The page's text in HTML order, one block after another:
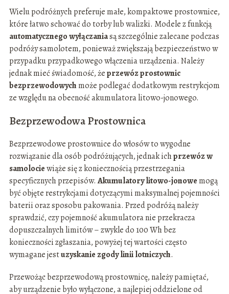
Wielu podróżnych preferuje małe, kompaktowe prostownice,
które łatwo schować do torby lub walizki. Modele z funkcją
automatycznego wyłączaniasą szczególnie zalecane podczas
podróży samolotem, ponieważ zwiększają bezpieczeństwo w
przypadku przypadkowego włączenia urządzenia. Należy
jednak mieć świadomość, żeprzewóz prostownic
bezprzewodowychmoże podlegać dodatkowym restrykcjom
ze względu na obecność akumulatora litowo-jonowego.
Bezprzewodowa Prostownica
Bezprzewodowe prostownice do włosów to wygodne
rozwiązanie dla osób podróżujących, jednak ichprzewóz w
samolociewiąże się z koniecznością przestrzegania
specyficznych przepisów. Akumulatory litowo-jonowe mogą
być objęte restrykcjami dotyczącymi maksymalnej pojemności
baterii oraz sposobu pakowania. Przed podróżą należy
sprawdzić, czy pojemność akumulatora nie przekracza
dopuszczalnych limitów – zwykle do 100 Wh bez
konieczności zgłaszania, powyżej tej wartości często
wymagane jestuzyskanie zgody linii lotniczych.
Przewożąc bezprzewodową prostownicę, należy pamiętać,
aby urządzenie było wyłączone, a najlepiej oddzielone od